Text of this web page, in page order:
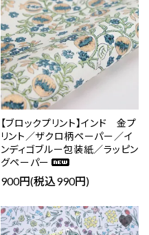
【ブロックプリント】インド 金プ
リント／ザクロ柄ペーパー／イ
ンディゴブルー包装紙／ラッピン
グペーパー
900円(税込990円)
favorite